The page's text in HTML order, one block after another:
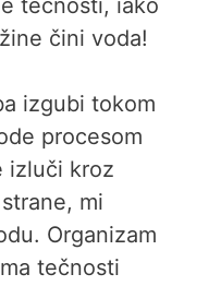
tečnosti, iako
čini voda!
izgubi tokom
procesom
izluči kroz
mi
Organizam
tečnosti